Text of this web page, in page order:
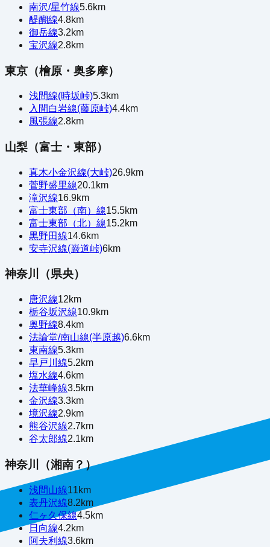
南沢/星竹線5.6km
醍醐線4.8km
御岳線3.2km
宝沢線2.8km
東京（檜原・奥多摩）
浅間線(時坂峠)5.3km
入間白岩線(藤原峠)4.4km
風張線2.8km
山梨（富士・東部）
真木小金沢線(大峠)26.9km
菅野盛里線20.1km
滝沢線16.9km
富士東部（南）線15.5km
富士東部（北）線15.2km
黒野田線14.6km
安寺沢線(巌道峠)6km
神奈川（県央）
唐沢線12km
栃谷坂沢線10.9km
奥野線8.4km
法論堂/南山線(半原越)6.6km
東南線5.3km
早戸川線5.2km
塩水線4.6km
法華峰線3.5km
金沢線3.3km
境沢線2.9km
熊谷沢線2.7km
谷太郎線2.1km
神奈川（湘南？）
浅間山線11km
表丹沢線8.2km
仁ヶ久保線4.5km
日向線4.2km
阿夫利線3.6km